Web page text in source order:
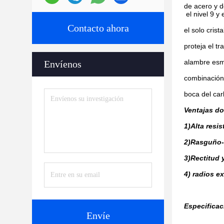
Contacto ahora
Envíenos
Envíe
de acero y
el nivel 9 y
el solo
proteja el
alambre
boca del
Ventajas
1)Alta
3)Rectitud
4) radios